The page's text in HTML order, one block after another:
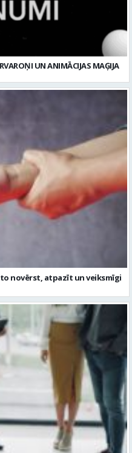
novērst, atpazīt un veiksmīgi
auto ar garantiju ir laba izvēle